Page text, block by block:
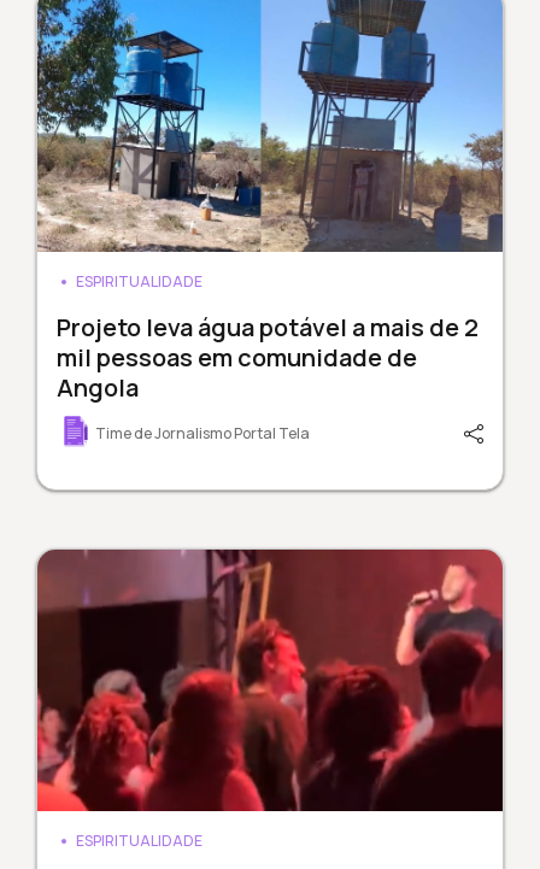
ESPIRITUALIDADE
Projeto leva água potável a mais de 2
mil pessoas em comunidade de
Angola
Time de Jornalismo Portal Tela
ESPIRITUALIDADE